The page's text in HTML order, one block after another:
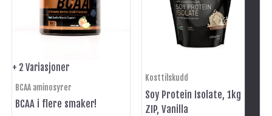
+ 2 Variasjoner
BCAA aminosyrer
BCAA i flere smaker!
varianter.
Alternativene
kan
på
Kosttilskudd
Soy Protein Isolate, 1kg
ZIP, Vanilla